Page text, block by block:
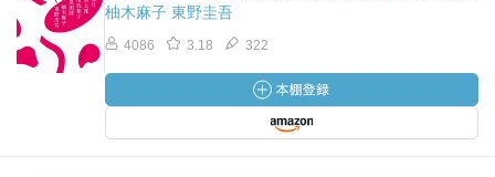
柚木麻子 東野圭吾
4086 3.18 322